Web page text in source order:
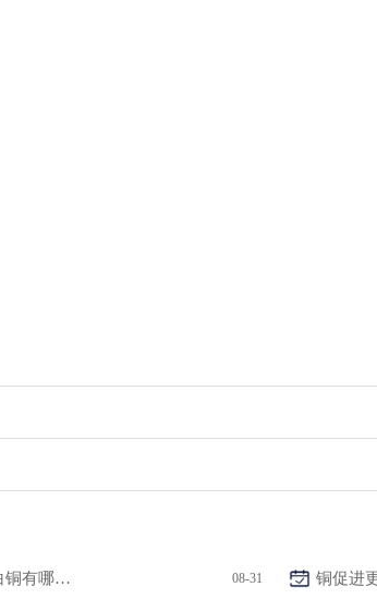
在白铜合金中的铁白铜、锌白铜、铝白铜、镍白铜有哪些用途 08-31 铜促进